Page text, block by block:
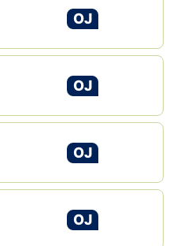
OJ
OJ
OJ
OJ